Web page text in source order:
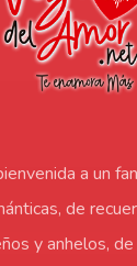
a un
de
y anhelos,